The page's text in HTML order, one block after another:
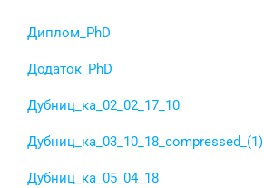
Диплом_PhD
Додаток_PhD
Дубниц_ка_02_02_17_10
Дубниц_ка_03_10_18_compressed_(1)
Дубниц_ка_05_04_18